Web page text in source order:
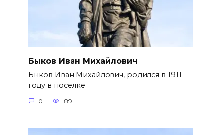
Быков Иван Михайлович
Быков Иван Михайлович, родился в 1911
году в поселке
0 89